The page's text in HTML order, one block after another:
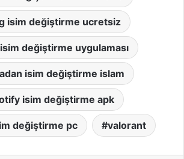
isim değiştirme ucretsiz
değiştirme uygulaması
isim değiştirme islam
isim değiştirme apk
değiştirme pc valorant